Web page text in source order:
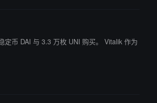
3.3 万枚 UNI 购买。 Vitalik 作为